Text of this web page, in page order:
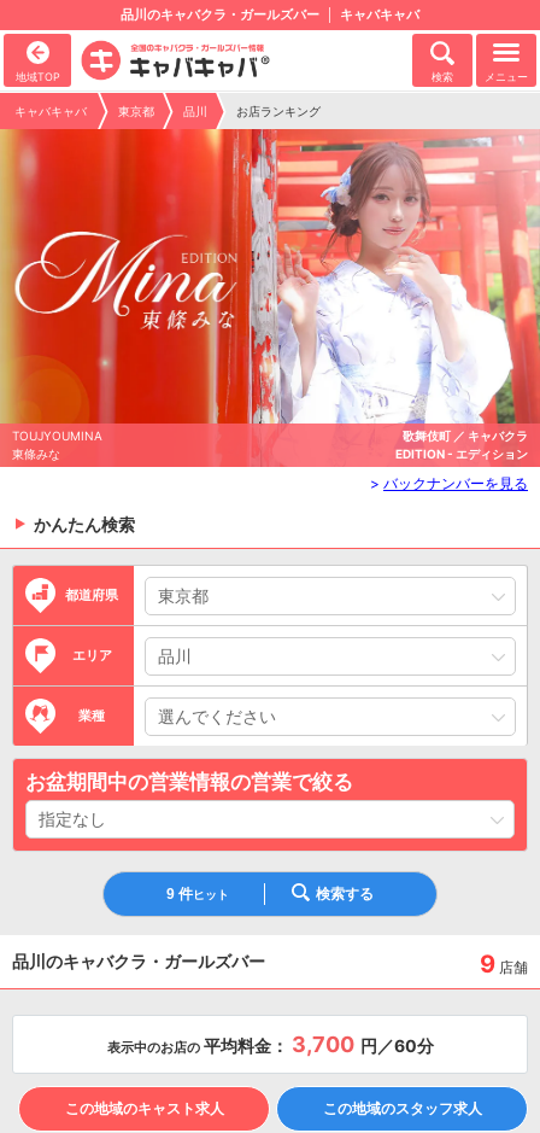
品川のキャバクラ・ガールズバー キャバキャバ
地域TOP 検索 メニュー
キャバキャバ 東京都 品川 お店ランキング
TOUJYOUMINA
東條みな
歌舞伎町 ／ キャバクラ
EDITION - エディション
> バックナンバーを見る
かんたん検索
都道府県
エリア
業種
お盆期間中の営業情報の営業で絞る
9 件ヒット 検索する
品川のキャバクラ・ガールズバー 9 店舗
表示中のお店の 平均料金： 3,700 円／60分
この地域のキャスト求人 この地域のスタッフ求人